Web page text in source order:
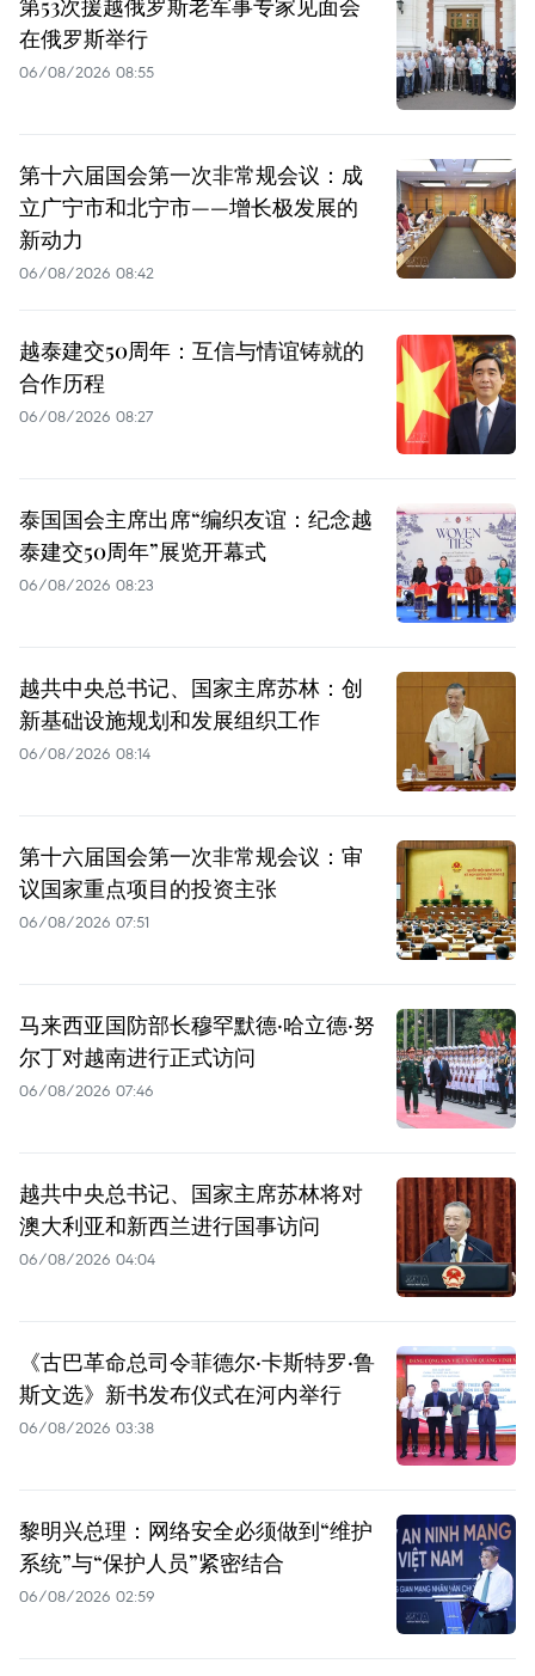
第53次援越俄罗斯老军事专家见面会
在俄罗斯举行
06/08/2026 08:55
第十六届国会第一次非常规会议：成
立广宁市和北宁市——增长极发展的
新动力
06/08/2026 08:42
越泰建交50周年：互信与情谊铸就的
合作历程
06/08/2026 08:27
泰国国会主席出席“编织友谊：纪念越
泰建交50周年”展览开幕式
06/08/2026 08:23
越共中央总书记、国家主席苏林：创
新基础设施规划和发展组织工作
06/08/2026 08:14
第十六届国会第一次非常规会议：审
议国家重点项目的投资主张
06/08/2026 07:51
马来西亚国防部长穆罕默德·哈立德·努
尔丁对越南进行正式访问
06/08/2026 07:46
越共中央总书记、国家主席苏林将对
澳大利亚和新西兰进行国事访问
06/08/2026 04:04
《古巴革命总司令菲德尔·卡斯特罗·鲁
斯文选》新书发布仪式在河内举行
06/08/2026 03:38
黎明兴总理：网络安全必须做到“维护
系统”与“保护人员”紧密结合
06/08/2026 02:59